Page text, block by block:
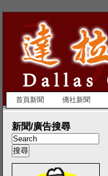
首頁新聞 僑社新聞
新聞/廣告搜尋